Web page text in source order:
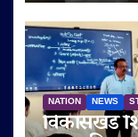
NATION NEWS
विकासखंड